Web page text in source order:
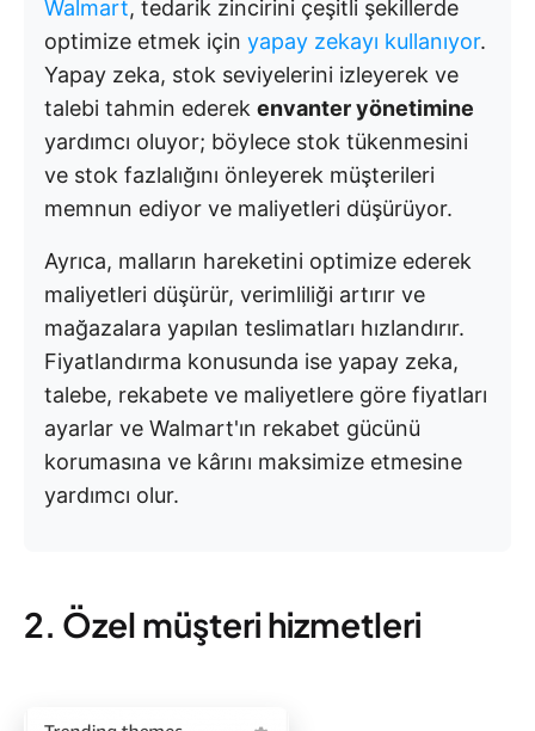
Walmart, tedarik zincirini çeşitli şekillerde
optimize etmek için yapay zekayı kullanıyor.
Yapay zeka, stok seviyelerini izleyerek ve
talebi tahmin ederek envanter yönetimine
yardımcı oluyor; böylece stok tükenmesini
ve stok fazlalığını önleyerek müşterileri
memnun ediyor ve maliyetleri düşürüyor.
Ayrıca, malların hareketini optimize ederek
maliyetleri düşürür, verimliliği artırır ve
mağazalara yapılan teslimatları hızlandırır.
Fiyatlandırma konusunda ise yapay zeka,
talebe, rekabete ve maliyetlere göre fiyatları
ayarlar ve Walmart'ın rekabet gücünü
korumasına ve kârını maksimize etmesine
yardımcı olur.
2. Özel müşteri hizmetleri